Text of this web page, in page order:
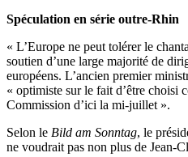
Spéculation en série outre-Rhin
« L’Europe ne peut tolérer le
soutien d’une large majorité de
européens. L’ancien premier
« optimiste sur le fait d’être choisi
Commission d’ici la mi-juillet ».
Selon le Bild am Sonntag, le
ne voudrait pas non plus de Jean-